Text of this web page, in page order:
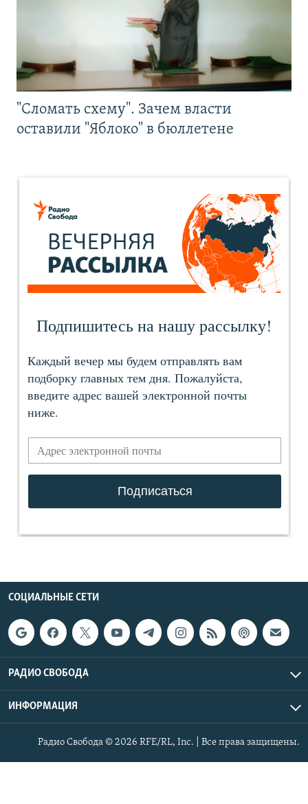
"Сломать схему". Зачем власти
оставили "Яблоко" в бюллетене
СОЦИАЛЬНЫЕ СЕТИ
РАДИО СВОБОДА
ИНФОРМАЦИЯ
Радио Свобода © 2026 RFE/RL, Inc. | Все права защищены.